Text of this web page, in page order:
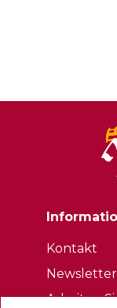
Kontakt
Newsletter
Arbeiten